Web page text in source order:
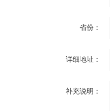
省份：
详细地址：
补充说明：